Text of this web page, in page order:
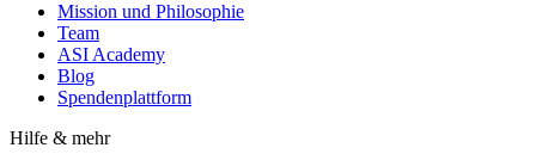
Mission und Philosophie
Team
ASI Academy
Blog
Spendenplattform
Hilfe & mehr